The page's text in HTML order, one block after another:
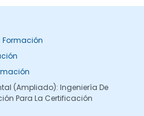
Formación
(Ampliado): Ingeniería De
Para La Certificación